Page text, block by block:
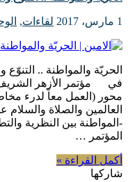
1 مارس، 2017 لقاءات,
الحريّة والمواطنة ..
في مؤتمر الأزهر
محور (العمل معاً لدرء
العالمين والصلاة والسلام
-المواطنة بين النظرية
المؤتمر …
أكمل القراءة »
شاركها